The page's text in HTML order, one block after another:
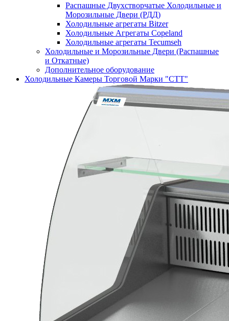
Распашные Двухстворчатые Холодильные и
Морозильные Двери (РДД)
Холодильные агрегаты Bitzer
Холодильные Агрегаты Copeland
Холодильные агрегаты Tecumseh
Холодильные и Морозильные Двери (Распашные
и Откатные)
Дополнительное оборудование
Холодильные Камеры Торговой Марки "СТТ"